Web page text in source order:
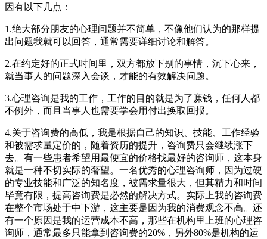
因有以下几点：
1.绝大部分朋友的心理问题并不简单，不像他们认为的那样提
出问题我就可以回答，通常需要详细讨论和解答。
2.在约定好的正式时间里，双方都放下别的事情，沉下心来，
就当事人的问题深入会谈，才能的有效解决问题。
3.心理咨询是我的工作，工作的目的就是为了赚钱，任何人都
不例外，而且当事人也需要学会用付出换取回报。
4.关于咨询费的高低，我是根据自己的知识、技能、工作经验
和被需求量定价的，随着资历的提升，咨询费只会继续涨下
去。有一些患者希望用最便宜的价格找最好的咨询师，这本身
就是一种不切实际的奢望。一名优秀的心理咨询师，因为过硬
的专业技能和广泛的知名度，被需求量很大，但其精力和时间
毕竟有限，提高咨询费是必然的解决方式。实际上我的咨询费
在整个市场处于中下游，这主要是因为我的消费观念不高。还
有一个原因是我的运营成本不高，那些在机构里上班的心理咨
询师，通常最多只能拿到咨询费的20%，另外80%是机构的运